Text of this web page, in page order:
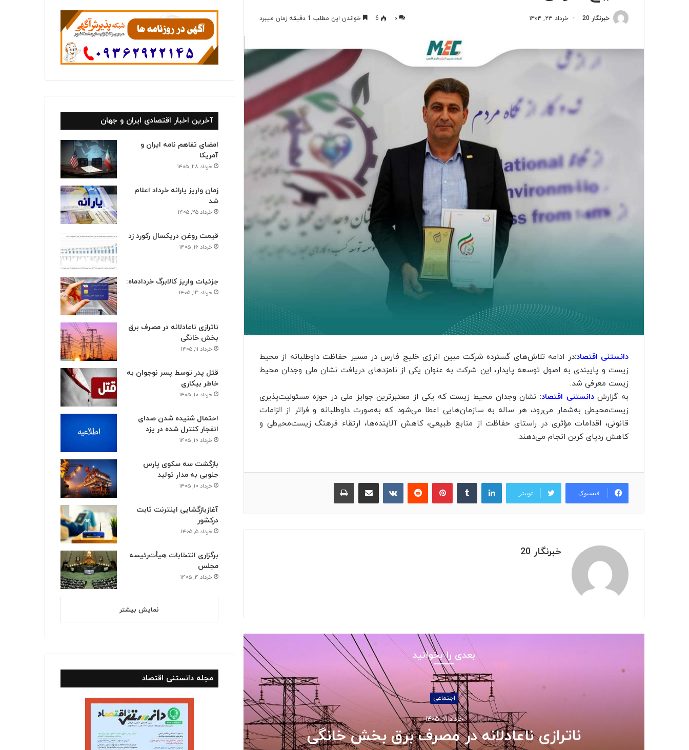
خبرنگار 20 خرداد ۲۳, ۱۴۰۴ ۰ 6 خواندن این مطلب 1 دقیقه زمان میبرد
دانستنی اقتصاد:در ادامه تلاش‌های گسترده شرکت مبین انرژی خلیج فارس در مسیر حفاظت داوطلبانه از محیط
زیست و پایبندی به اصول توسعه پایدار، این شرکت به عنوان یکی از نامزدهای دریافت نشان ملی وجدان محیط
زیست معرفی شد.
به گزارشدانستنی اقتصاد: نشان وجدان محیط زیست که یکی از معتبرترین جوایز ملی در حوزه مسئولیت‌پذیری
زیست‌محیطی به‌شمار می‌رود، هر ساله به سازمان‌هایی اعطا می‌شود که به‌صورت داوطلبانه و فراتر از الزامات
قانونی، اقدامات مؤثری در راستای حفاظت از منابع طبیعی، کاهش آلاینده‌ها، ارتقاء فرهنگ زیست‌محیطی و
کاهش ردپای کربن انجام می‌دهند.
فیسبوک توییتر
لینکدین پینترست ‫رددیت
خبرنگار 20
بعدی را بخوانید
اجتماعی
خرداد ۱۱, ۱۴۰۵
ناترازی ناعادلانه در مصرف برق بخش خانگی قتل پدر توسط پسر نوجوان
آخرین اخبار اقتصادی ایران و جهان
امضای تفاهم نامه ایران و
آمریکا
خرداد ۲۸, ۱۴۰۵
زمان واریز یارانه خرداد اعلام
شد
خرداد ۲۵, ۱۴۰۵
قیمت روغن دریکسال رکورد زد
خرداد ۱۶, ۱۴۰۵
جزئیات واریز کالابرگ خردادماه:
خرداد ۱۳, ۱۴۰۵
ناترازی ناعادلانه در مصرف برق
بخش خانگی
خرداد ۱۱, ۱۴۰۵
قتل پدر توسط پسر نوجوان به
خاطر بیکاری
خرداد ۱۰, ۱۴۰۵
احتمال شنیده شدن صدای
انفجار کنترل شده در یزد
خرداد ۱۰, ۱۴۰۵
بازگشت سه سکوی پارس
جنوبی به مدار تولید
خرداد ۱۰, ۱۴۰۵
آغازبازگشایی اینترنت ثابت
درکشور
خرداد ۵, ۱۴۰۵
برگزاری انتخابات هیأت‌رئیسه
مجلس
خرداد ۴, ۱۴۰۵
نمایش بیشتر
مجله دانستنی اقتصاد